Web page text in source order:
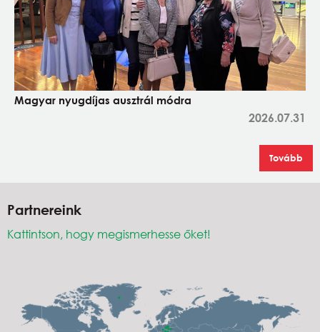
Magyar nyugdíjas ausztrál módra
2026.07.31
Tovább
Partnereink
Kattintson, hogy megismerhesse őket!